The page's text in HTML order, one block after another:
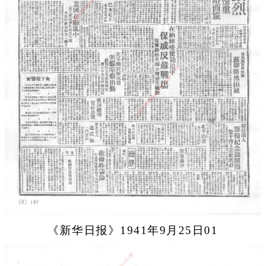
《新华日报》1941年9月25日01